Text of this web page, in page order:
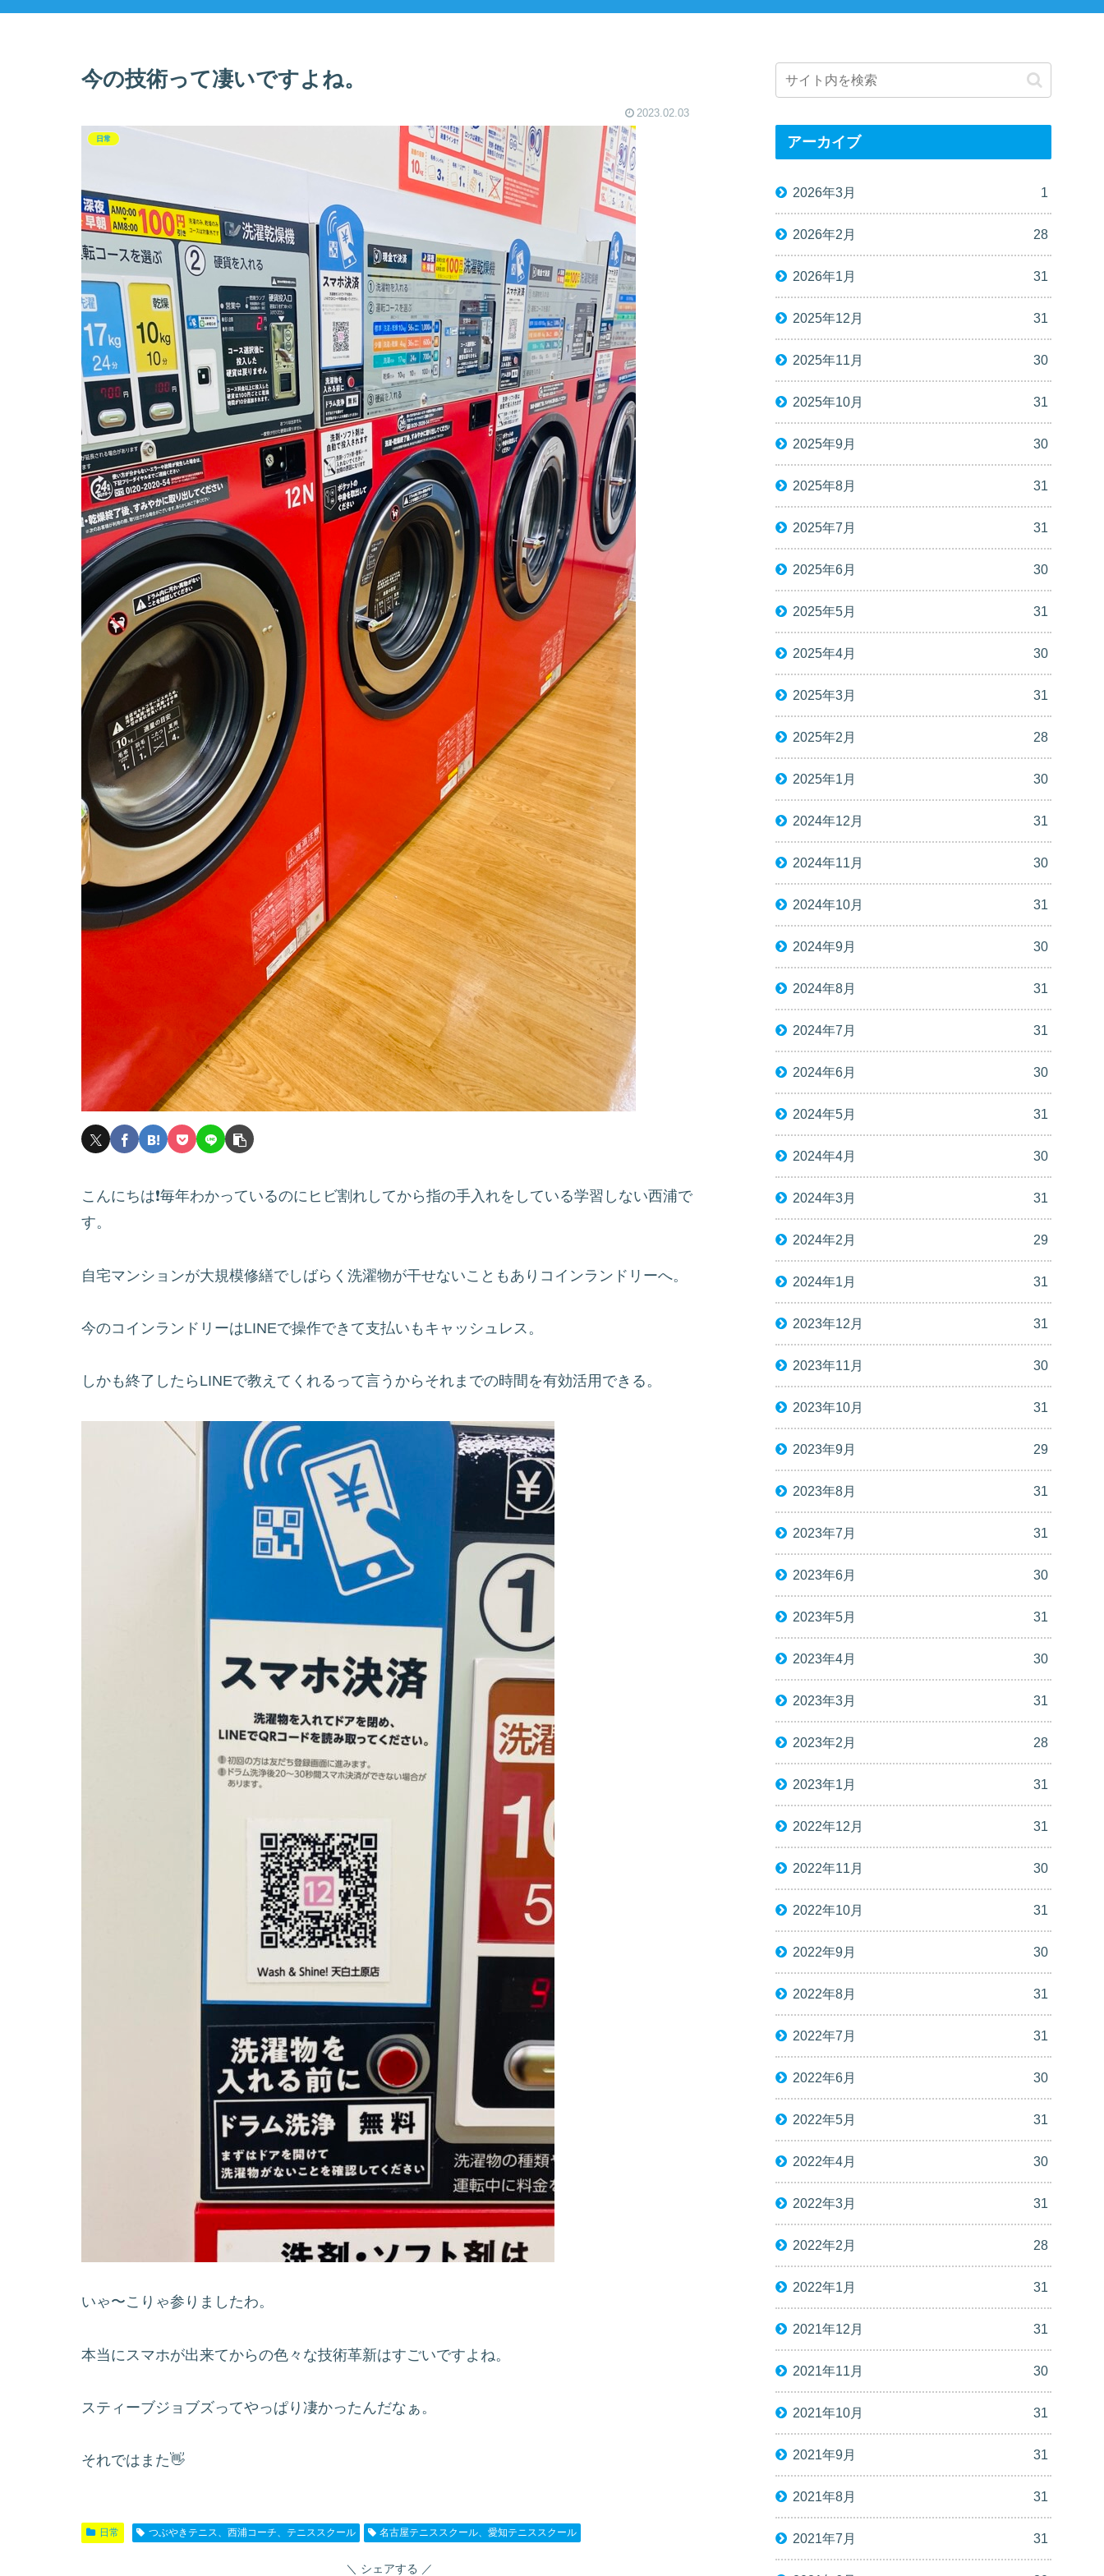
今の技術って凄いですよね。
2023.02.03
日常
こんにちは❗️毎年わかっているのにヒビ割れしてから指の手入れをしている学習しない西浦で
す。
自宅マンションが大規模修繕でしばらく洗濯物が干せないこともありコインランドリーへ。
今のコインランドリーはLINEで操作できて支払いもキャッシュレス。
しかも終了したらLINEで教えてくれるって言うからそれまでの時間を有効活用できる。
いゃ〜こりゃ参りましたわ。
本当にスマホが出来てからの色々な技術革新はすごいですよね。
スティーブジョブズってやっぱり凄かったんだなぁ。
それではまた👋
日常 つぶやきテニス、西浦コーチ、テニススクール 名古屋テニススクール、愛知テニススクール
シェアする
アーカイブ
2026年3月 1
2026年2月 28
2026年1月 31
2025年12月 31
2025年11月 30
2025年10月 31
2025年9月 30
2025年8月 31
2025年7月 31
2025年6月 30
2025年5月 31
2025年4月 30
2025年3月 31
2025年2月 28
2025年1月 30
2024年12月 31
2024年11月 30
2024年10月 31
2024年9月 30
2024年8月 31
2024年7月 31
2024年6月 30
2024年5月 31
2024年4月 30
2024年3月 31
2024年2月 29
2024年1月 31
2023年12月 31
2023年11月 30
2023年10月 31
2023年9月 29
2023年8月 31
2023年7月 31
2023年6月 30
2023年5月 31
2023年4月 30
2023年3月 31
2023年2月 28
2023年1月 31
2022年12月 31
2022年11月 30
2022年10月 31
2022年9月 30
2022年8月 31
2022年7月 31
2022年6月 30
2022年5月 31
2022年4月 30
2022年3月 31
2022年2月 28
2022年1月 31
2021年12月 31
2021年11月 30
2021年10月 31
2021年9月 31
2021年8月 31
2021年7月 31